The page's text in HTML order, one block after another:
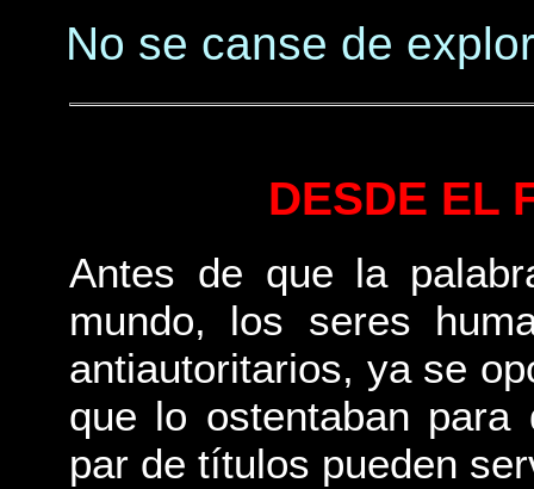
No se canse de
DESDE EL
Antes de que la
mundo, los seres
antiautoritarios, ya se
que lo ostentaban
par de títulos pueden